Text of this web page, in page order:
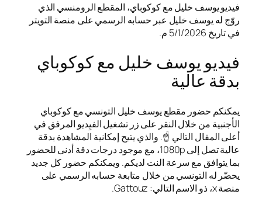
فيديو يوسف خليل مع كوكوباي، المقطع الرومنسي الذي
روّج له يوسف خليل عبر حسابه الرسمي على منصة التويتر
في تاريخ 5/1/2026 م.
فيديو يوسف خليل مع كوكوباي
بدقة عالية
يمكنكم حضور مقطع يوسف خليل التونسي مع كوكوباي
الأجنبية من خلال النقر على زر تشغيل الفيِديو المرفق في
أعلى المقال التالي ☝️. والذي يتيح إمكانية المشاهدة بدقة
عالية تصل إلى 1080p، مع موجود درجات دقة أدنى للحضور
بما يتوافق مع سرعة النت لديكم. ويمكنكم حضور كل جديد
يحضّر له التونسي من خلال متابعة حسابه الرسمي على
منصة x، ذو الاسم التالي: Gattouz.